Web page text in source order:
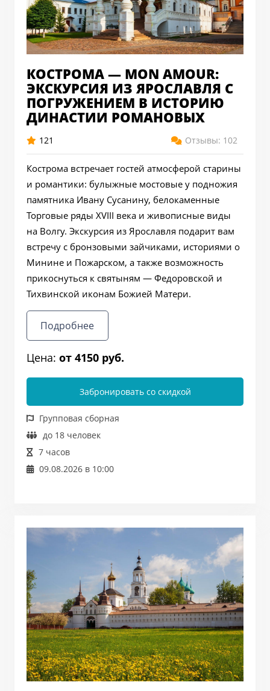
КОСТРОМА — MON AMOUR:
ЭКСКУРСИЯ ИЗ ЯРОСЛАВЛЯ С
ПОГРУЖЕНИЕМ В ИСТОРИЮ
ДИНАСТИИ РОМАНОВЫХ
121 Отзывы: 102
Кострома встречает гостей атмосферой старины
и романтики: булыжные мостовые у подножия
памятника Ивану Сусанину, белокаменные
Торговые ряды XVIII века и живописные виды
на Волгу. Экскурсия из Ярославля подарит вам
встречу с бронзовыми зайчиками, историями о
Минине и Пожарском, а также возможность
прикоснуться к святыням — Федоровской и
Тихвинской иконам Божией Матери.
Подробнее
Цена: от 4150 руб.
Забронировать со скидкой
Групповая сборная
до 18 человек
7 часов
09.08.2026 в 10:00